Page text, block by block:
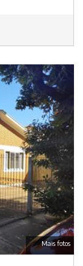
Mais fotos